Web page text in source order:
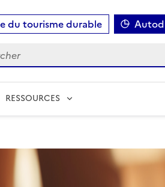
du tourisme durable
RESSOURCES